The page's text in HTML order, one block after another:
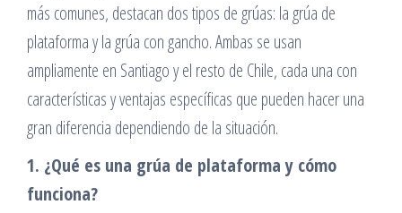
más comunes, destacan dos tipos de grúas: la grúa de
plataforma y la grúa con gancho. Ambas se usan
ampliamente en Santiago y el resto de Chile, cada una con
características y ventajas específicas que pueden hacer una
gran diferencia dependiendo de la situación.
1. ¿Qué es una grúa de plataforma y cómo
funciona?